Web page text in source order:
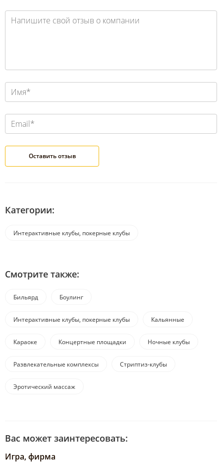
Категории:
Интерактивные клубы, покерные клубы
Смотрите также:
Бильярд Боулинг
Интерактивные клубы, покерные клубы Кальянные
Караоке Концертные площадки Ночные клубы
Развлекательные комплексы Стриптиз-клубы
Эротический массаж
Вас может заинтересовать:
Игра, фирма